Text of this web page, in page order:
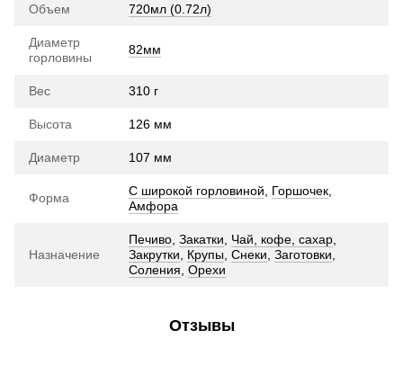
Объем 720мл (0.72л)
Диаметр
горловины
82мм
Вес 310 г
Высота 126 мм
Диаметр 107 мм
Форма С широкой горловиной Горшочек
Амфора
Назначение
Печиво Закатки Чай, кофе, сахар
Закрутки
Крупы Снеки Заготовки
Соления Орехи
Отзывы